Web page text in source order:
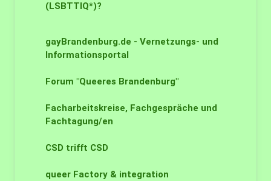
(LSBTTIQ*)?
gayBrandenburg.de - Vernetzungs- und
Informationsportal
Forum "Queeres Brandenburg"
Facharbeitskreise, Fachgespräche und
Fachtagung/en
CSD trifft CSD
queer Factory & integration